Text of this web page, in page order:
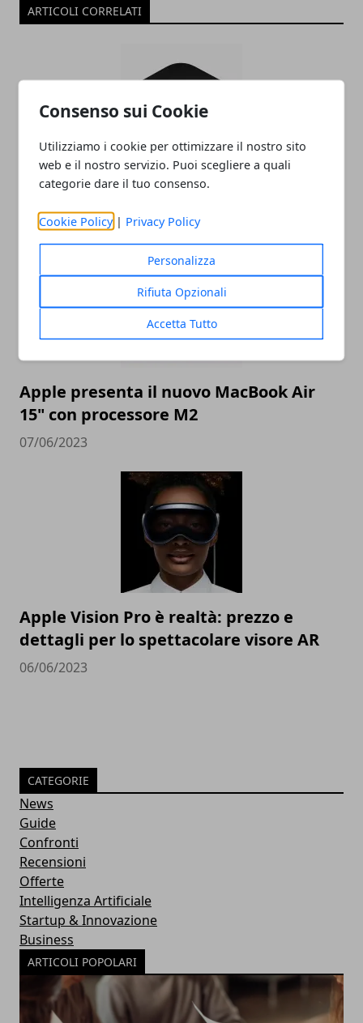
Consenso sui Cookie
Utilizziamo i cookie per ottimizzare il nostro sito
web e il nostro servizio. Puoi scegliere a quali
categorie dare il tuo consenso.
Cookie Policy | Privacy Policy
Personalizza
Rifiuta Opzionali
Accetta Tutto
ARTICOLI CORRELATI
tvOS 17 avrà le VPN nativa su Apple TV
12/06/2023
Apple presenta il nuovo MacBook Air
15" con processore M2
07/06/2023
Apple Vision Pro è realtà: prezzo e
dettagli per lo spettacolare visore AR
06/06/2023
CATEGORIE
News
Guide
Confronti
Recensioni
Offerte
Intelligenza Artificiale
Startup & Innovazione
Business
ARTICOLI POPOLARI